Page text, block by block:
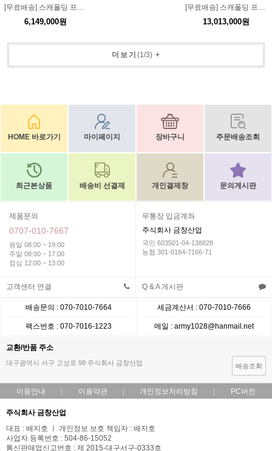
[무료배송] 스캐폴딩 프로L작업대 4m KCPT-L4 조립식 고소작업대
6,149,000원
[무료배송] 스캐폴딩 프로L작업대 8m KCPT-L8 조립식 고소작업대
13,013,000원
더보기 (1/3)+
HOME 바로가기 마이페이지 장바구니 주문배송조회
최근본상품 배송비 선결제 개인결제창 문의게시판
제품문의
0707-010-7667
평일 08:00 ~ 19:00
주말 08:00 ~ 17:00
점심 12:00 ~ 13:00
무통장 입금계좌
주식회사 금창산업
국민 603501-04-138828
농협 301-0184-7166-71
고객센터 연결 Q & A 게시판
배송문의 : 070-7010-7664 세금계산서 : 070-7010-7666
팩스번호 : 070-7016-1223 메일 : army1028@hanmail.net
교환/반품 주소
대구광역시 서구 고성로 98 주식회사 금창산업 배송조회
이용안내 이용약관 개인정보처리방침 PC버전
주식회사 금창산업
대표 : 배지호 ㅣ 개인정보 보호 책임자 : 배지호
사업자 등록번호 : 504-86-15052
통신판매업신고번호 : 제 2015-대구서구-0333호